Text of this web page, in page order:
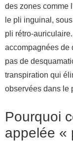
des zones comme
le pli inguinal,
pli rétro-
accompagnées de
pas de
transpiration qui
observées dans le
Pourquoi
appelée «